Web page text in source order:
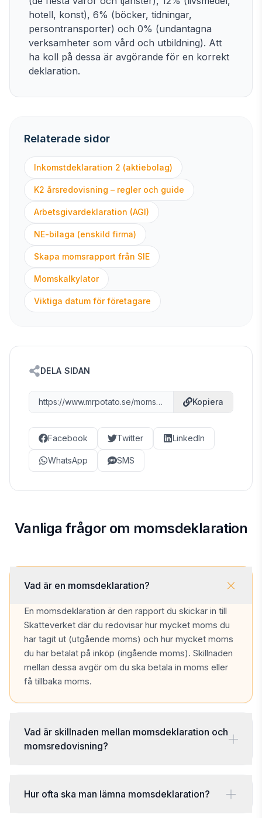
hotell, konst), 6% (böcker, tidningar,
persontransporter) och 0% (undantagna
verksamheter som vård och utbildning). Att
ha koll på dessa är avgörande för en korrekt
deklaration.
Relaterade sidor
Inkomstdeklaration 2 (aktiebolag)
K2 årsredovisning – regler och guide
Arbetsgivardeklaration (AGI)
NE-bilaga (enskild firma)
Skapa momsrapport från SIE
Momskalkylator
Viktiga datum för företagare
DELA SIDAN
https://www.mrpotato.se/momsdeklaration Kopiera
Facebook Twitter LinkedIn
WhatsApp SMS
Vanliga frågor om momsdeklaration
Vad är en momsdeklaration?
En momsdeklaration är den rapport du skickar in till
Skatteverket där du redovisar hur mycket moms du
har tagit ut (utgående moms) och hur mycket moms
du har betalat på inköp (ingående moms). Skillnaden
mellan dessa avgör om du ska betala in moms eller
få tillbaka moms.
Vad är skillnaden mellan momsdeklaration och
momsredovisning?
Hur ofta ska man lämna momsdeklaration?